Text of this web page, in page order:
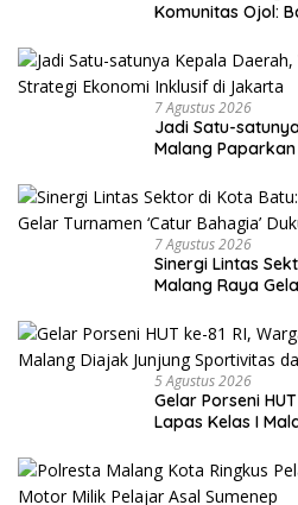
Komunitas Ojol:
7 Agustus 2026
Jadi Satu-
Malang
7 Agustus 2026
Sinergi Lintas
Malang Raya
5 Agustus 2026
Gelar Porseni
Lapas Kelas I